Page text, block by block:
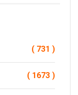
( 731 )
( 1673 )